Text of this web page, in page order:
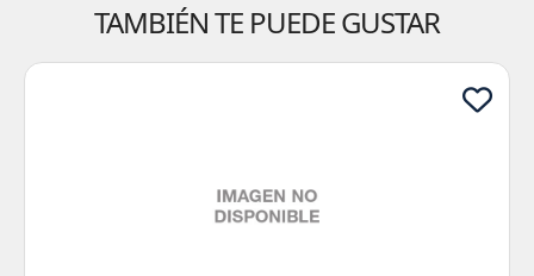
TAMBIÉN TE PUEDE GUSTAR